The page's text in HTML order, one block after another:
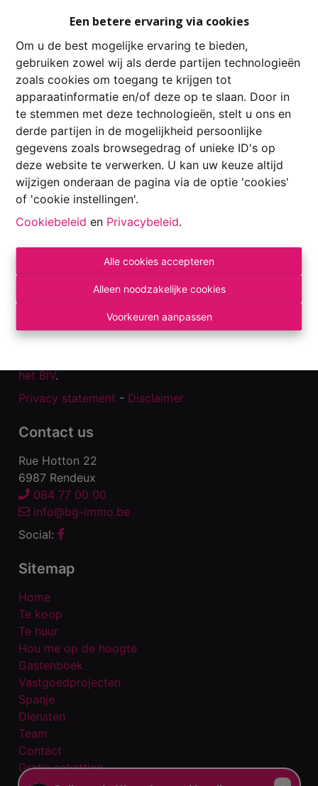
Een betere ervaring via cookies
Om u de best mogelijke ervaring te bieden,
gebruiken zowel wij als derde partijen technologieën
zoals cookies om toegang te krijgen tot
apparaatinformatie en/of deze op te slaan. Door in
te stemmen met deze technologieën, stelt u ons en
derde partijen in de mogelijkheid persoonlijke
gegevens zoals browsegedrag of unieke ID's op
deze website te verwerken. U kan uw keuze altijd
wijzigen onderaan de pagina via de optie 'cookies'
of 'cookie instellingen'.
Cookiebeleid en Privacybeleid.
Alle cookies accepteren
Alleen noodzakelijke cookies
Voorkeuren aanpassen
Hermanne 24, 6941 Tohogne | Ref : 2780
€ 699.000
6 1 291 m²
Beroepsinstituut van Vastgoedmakelaars,
Luxemburgstraat 16 B te 1000 Brussel.
het BIV.
Privacy statement - Disclaimer
Contact us
Rue Hotton 22
6987 Rendeux
084 77 00 00
info@bg-immo.be
Social:
Sitemap
Home
Te koop
Te huur
Hou me op de hoogte
Gastenboek
Vastgoedprojecten
Spanje
Diensten
Team
Contact
Gratis schatting